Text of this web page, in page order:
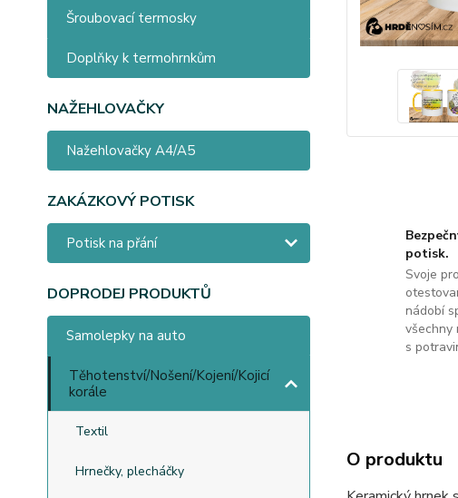
Šroubovací termosky
Doplňky k termohrnkům
NAŽEHLOVAČKY
Nažehlovačky A4/A5
ZAKÁZKOVÝ POTISK
Potisk na přání
DOPRODEJ PRODUKTŮ
Samolepky na auto
Těhotenství/Nošení/Kojení/Kojicí
korále
Textil
Hrnečky, plecháčky
potisk.
Svoje
nádobí
všechny
s
O produktu